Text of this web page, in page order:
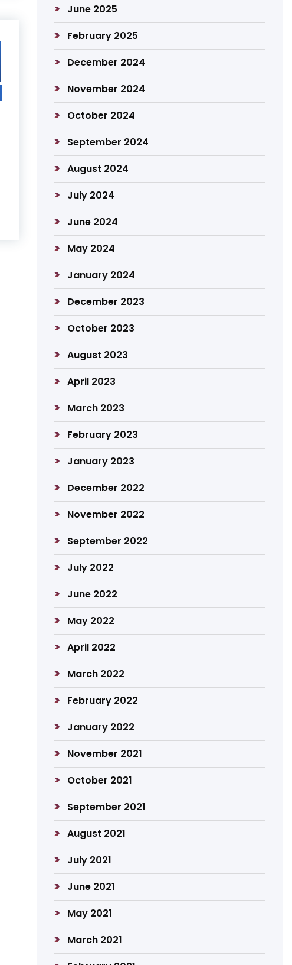
June 2025
February 2025
December 2024
November 2024
October 2024
September 2024
August 2024
July 2024
June 2024
May 2024
January 2024
December 2023
October 2023
August 2023
April 2023
March 2023
February 2023
January 2023
December 2022
November 2022
September 2022
July 2022
June 2022
May 2022
April 2022
March 2022
February 2022
January 2022
November 2021
October 2021
September 2021
August 2021
July 2021
June 2021
May 2021
March 2021